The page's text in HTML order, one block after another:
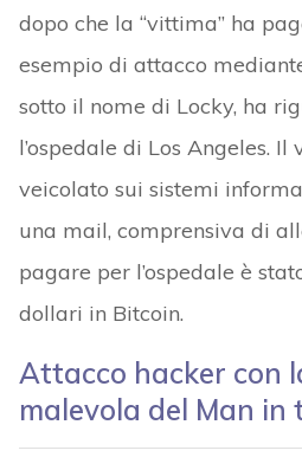
dopo che la “vittima” ha
esempio di attacco
sotto il nome di Locky, ha
l’ospedale di Los Angeles. Il
veicolato sui sistemi
una mail, comprensiva di
pagare per l’ospedale è
dollari in Bitcoin.
Attacco hacker con
malevola del Man in